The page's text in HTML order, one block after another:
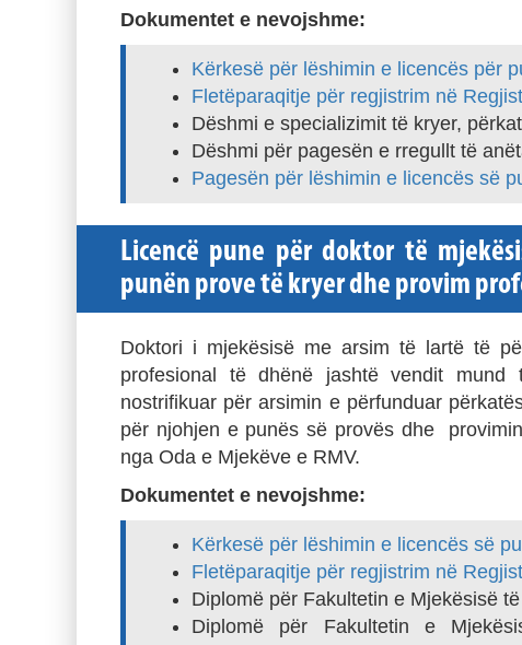
Dokumentet e nevojshme:
Kërkesë për lëshimin e licencës për
Fletëparaqitje për regjistrim në
Dëshmi e specializimit të kryer,
Dëshmi për pagesën e rregullt të
Pagesën për lëshimin e licencës së
Licencë pune për doktor të
punën prove të kryer dhe provim
Doktori i mjekësisë me arsim të lartë të
profesional të dhënë jashtë vendit
nostrifikuar për arsimin e përfunduar
për njohjen e punës së provës dhe
nga Oda e Mjekëve e RMV.
Dokumentet e nevojshme:
Kërkesë për lëshimin e licencës së
Fletëparaqitje për regjistrim në
Diplomë për Fakultetin e Mjekësisë
Diplomë për Fakultetin e